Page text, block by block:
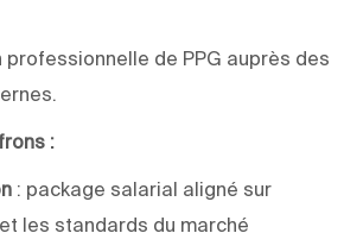
de PPG auprès des
:
: package salarial aligné sur
les standards du marché